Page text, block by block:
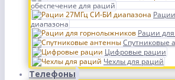
обеспечение для раций
диапазона
Рации
Спутниковые
Цифровые рации
Чехлы для раций
Телефоны